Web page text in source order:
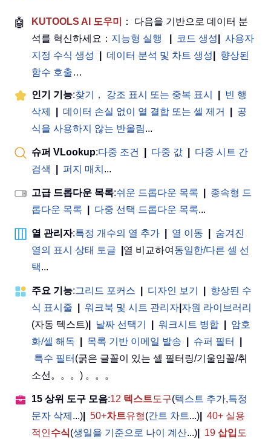
🤖 KUTOOLS AI 도우미
： 다음을 기반으로 데이터 분
석를 혁신하세요： 지능형 실행 코드 생성
사용자
지정 수식 생성
데이터 분석 및 차트 생성
향상된
함수 호출…
인기 기능:찾기， 강조 표시 또는 중복 표시
빈 행
삭제
데이터 손실 없이 열 결합 또는 셀 제거
공
식을 사용하지 않는 반올림...
슈퍼 VLookup:다중 조건 다중 값
다중 시트 간
검색
퍼지 매치 ...
고급 드롭다운 목록:쉬운 드롭다운 목록
종속형 드
롭다운 목록
다중 선택 드롭다운 목록...
열 관리자:특정 개수의 열 추가 열 이동
숨겨진
열의 표시 상태 토글
열 비교하여 동일한/다른 셀 선
택...
주요 기능:그리드 포커스 디자인 보기
향상된 수
식 표시줄
워크북 및 시트 관리자 자원 라이브러리
(자동 텍스트)
날짜 선택기 워크시트 병합
암호
화/셀 해독
목록 기반 이메일 발송 슈퍼 필터
특수 필터 (굵은 글꼴이 있는 셀 필터링/기울임꼴/취
소선。。。) 。。。
15 상위 도구 모음:12 텍스트도구(텍스트 추가,특정
문자 삭제 ...) 50+차트유형(간트 차트...)
40+ 실용
적인수식(생일을 기준으로 나이 계산...) 19 삽입 도